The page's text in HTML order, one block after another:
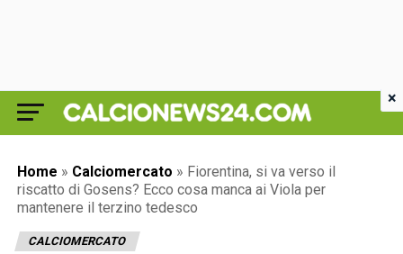
Home » Calciomercato » Fiorentina, si va verso il
riscatto di Gosens? Ecco cosa manca ai Viola per
mantenere il terzino tedesco
CALCIOMERCATO
×